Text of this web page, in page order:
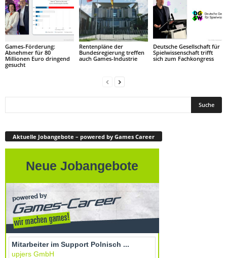
Games-Förderung:
Abnehmer für 80
Millionen Euro dringend
gesucht
Rentenpläne der
Bundesregierung treffen
auch Games-Industrie
Deutsche Gesellschaft für
Spielwissenschaft trifft
sich zum Fachkongress
Aktuelle Jobangebote – powered by Games Career